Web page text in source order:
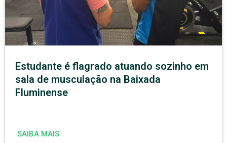
Estudante é flagrado atuando sozinho em
sala de musculação na Baixada
Fluminense
SAIBA MAIS